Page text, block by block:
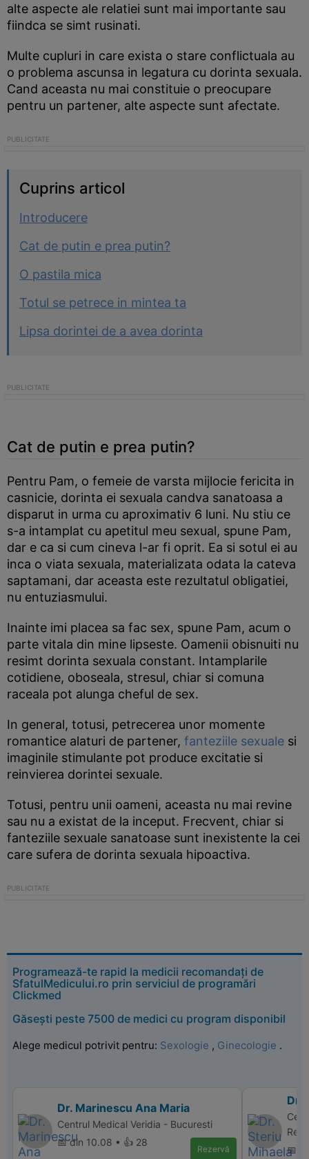
alte aspecte ale relatiei sunt mai importante sau
fiindca se simt rusinati.
Multe cupluri in care exista o stare conflictuala au
o problema ascunsa in legatura cu dorinta sexuala.
Cand aceasta nu mai constituie o preocupare
pentru un partener, alte aspecte sunt afectate.
Cuprins articol
Introducere
Cat de putin e prea putin?
O pastila mica
Totul se petrece in mintea ta
Lipsa dorintei de a avea dorinta
Cat de putin e prea putin?
Pentru Pam, o femeie de varsta mijlocie fericita in
casnicie, dorinta ei sexuala candva sanatoasa a
disparut in urma cu aproximativ 6 luni. Nu stiu ce
s-a intamplat cu apetitul meu sexual, spune Pam,
dar e ca si cum cineva l-ar fi oprit. Ea si sotul ei au
inca o viata sexuala, materializata odata la cateva
saptamani, dar aceasta este rezultatul obligatiei,
nu entuziasmului.
Inainte imi placea sa fac sex, spune Pam, acum o
parte vitala din mine lipseste. Oamenii obisnuiti nu
resimt dorinta sexuala constant. Intamplarile
cotidiene, oboseala, stresul, chiar si comuna
raceala pot alunga cheful de sex.
In general, totusi, petrecerea unor momente
romantice alaturi de partener, fanteziile sexuale si
imaginile stimulante pot produce excitatie si
reinvierea dorintei sexuale.
Totusi, pentru unii oameni, aceasta nu mai revine
sau nu a existat de la inceput. Frecvent, chiar si
fanteziile sexuale sanatoase sunt inexistente la cei
care sufera de dorinta sexuala hipoactiva.
Programează-te rapid la medicii recomandați de
SfatulMedicului.ro prin serviciul de programări
Clickmed
Găsești peste 7500 de medici cu program disponibil
Alege medicul potrivit pentru: Sexologie , Ginecologie .
Dr. Marinescu Ana Maria
Centrul Medical Veridia - Bucuresti
📅 din 10.08 • 👍 28
Rezervă
Dr.
📅